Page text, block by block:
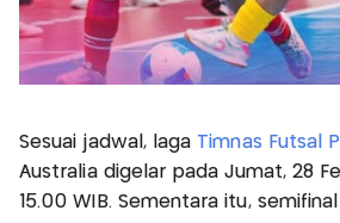
Sesuai jadwal, laga Timnas Futsal
Australia digelar pada Jumat, 28
15.00 WIB. Sementara itu,